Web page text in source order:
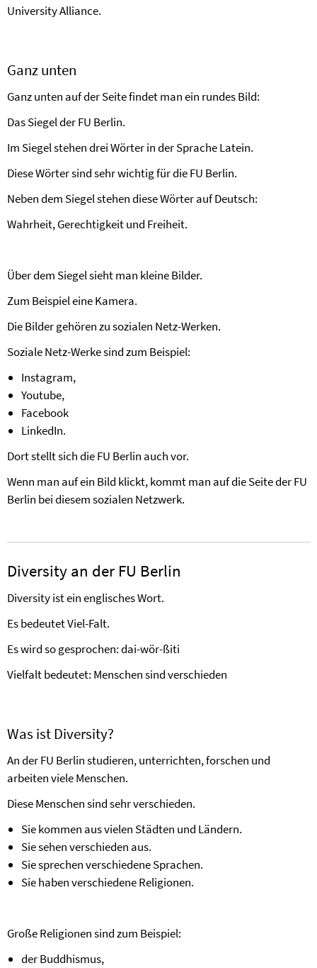
University Alliance.
Ganz unten
Ganz unten auf der Seite findet man ein rundes Bild:
Das Siegel der FU Berlin.
Im Siegel stehen drei Wörter in der Sprache Latein.
Diese Wörter sind sehr wichtig für die FU Berlin.
Neben dem Siegel stehen diese Wörter auf Deutsch:
Wahrheit, Gerechtigkeit und Freiheit.
Über dem Siegel sieht man kleine Bilder.
Zum Beispiel eine Kamera.
Die Bilder gehören zu sozialen Netz-Werken.
Soziale Netz-Werke sind zum Beispiel:
Instagram,
Youtube,
Facebook
LinkedIn.
Dort stellt sich die FU Berlin auch vor.
Wenn man auf ein Bild klickt, kommt man auf die Seite der FU
Berlin bei diesem sozialen Netzwerk.
Diversity an der FU Berlin
Diversity ist ein englisches Wort.
Es bedeutet Viel-Falt.
Es wird so gesprochen: dai-wör-ßiti
Vielfalt bedeutet: Menschen sind verschieden
Was ist Diversity?
An der FU Berlin studieren, unterrichten, forschen und
arbeiten viele Menschen.
Diese Menschen sind sehr verschieden.
Sie kommen aus vielen Städten und Ländern.
Sie sehen verschieden aus.
Sie sprechen verschiedene Sprachen.
Sie haben verschiedene Religionen.
Große Religionen sind zum Beispiel:
der Buddhismus,